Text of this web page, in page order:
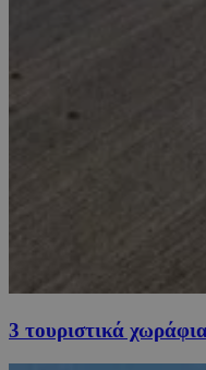
3 τουριστικά